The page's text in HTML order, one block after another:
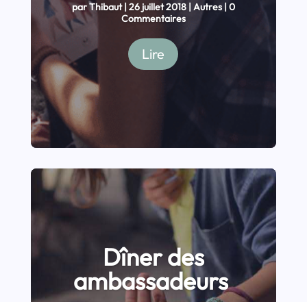
parThibaut| 26 juillet 2018| Autres| 0
Commentaires
Lire
Dîner des
ambassadeurs